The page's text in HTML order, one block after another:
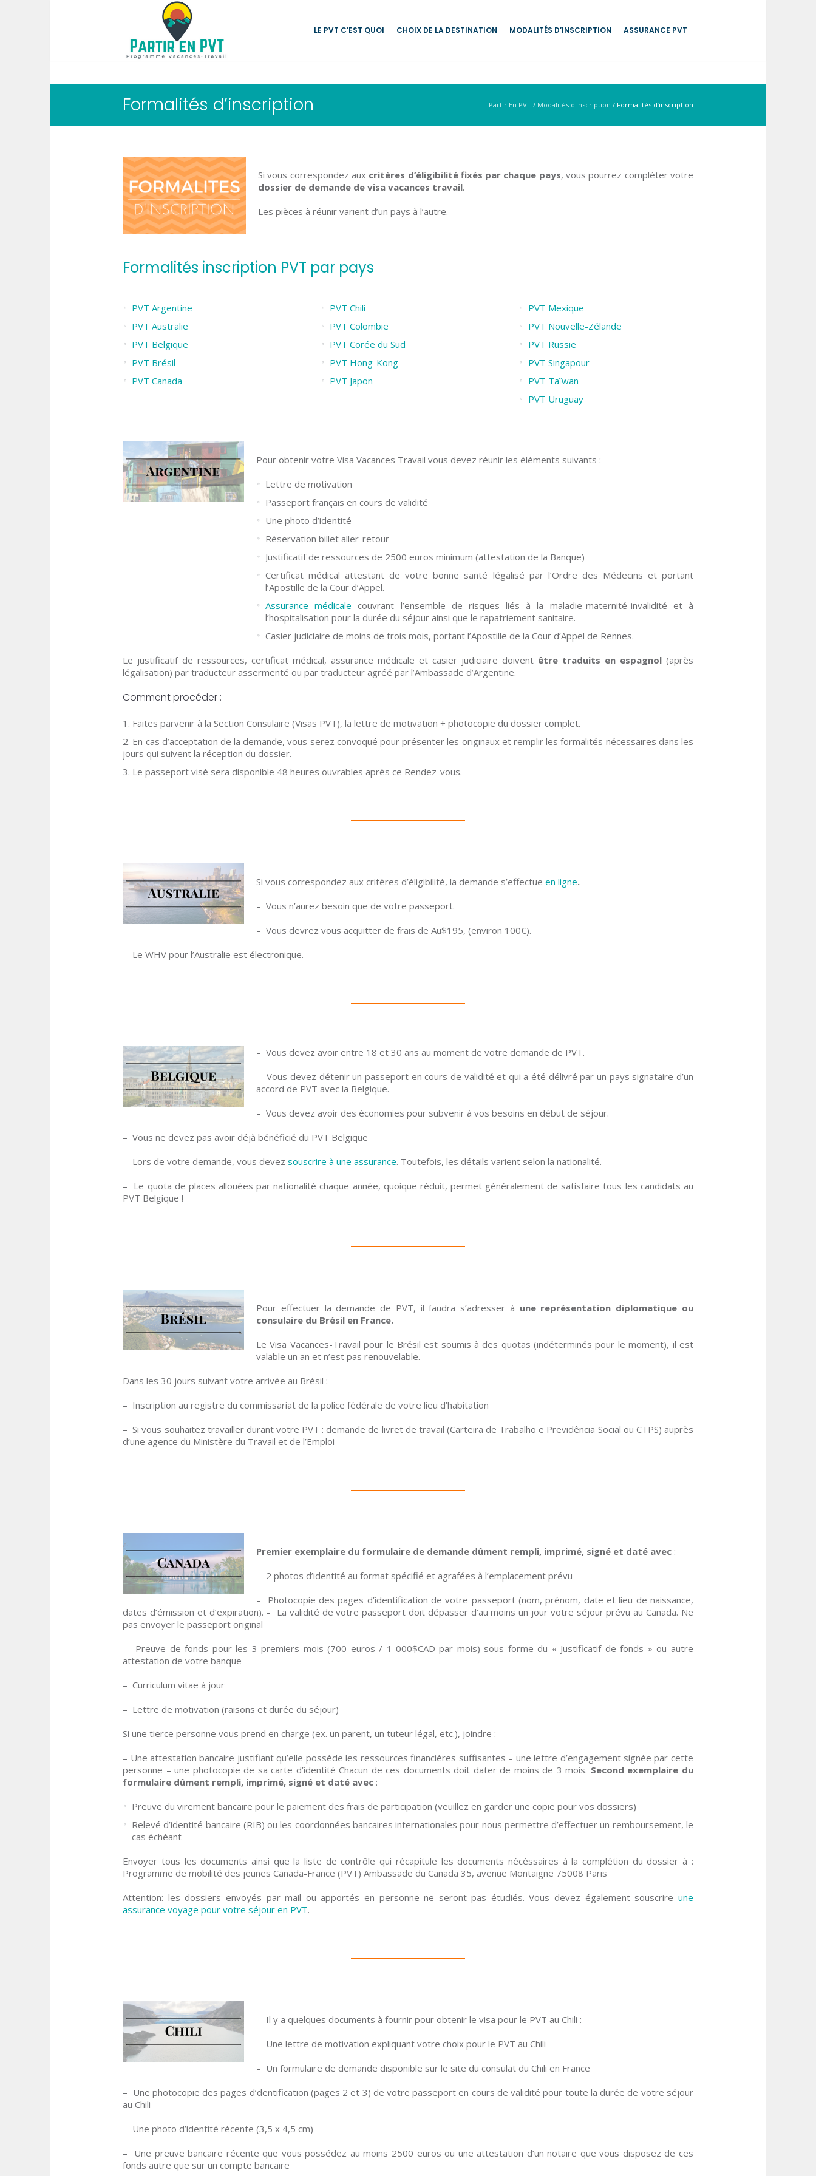
LE PVT C’EST QUOI CHOIX DE LA DESTINATION MODALITÉS D’INSCRIPTION ASSURANCE PVT
Formalités d’inscription Partir En PVT / Modalités d'inscription / Formalités d’inscription
Si vous correspondez aux critères d’éligibilité fixés par chaque pays, vous pourrez compléter votre
dossier de demande de visa vacances travail.
Les pièces à réunir varient d’un pays à l’autre.
Formalités inscription PVT par pays
PVT Argentine
PVT Australie
PVT Belgique
PVT Brésil
PVT Canada
PVT Chili
PVT Colombie
PVT Corée du Sud
PVT Hong-Kong
PVT Japon
PVT Mexique
PVT Nouvelle-Zélande
PVT Russie
PVT Singapour
PVT Taïwan
PVT Uruguay
Pour obtenir votre Visa Vacances Travail vous devez réunir les éléments suivants :
Lettre de motivation
Passeport français en cours de validité
Une photo d’identité
Réservation billet aller-retour
Justificatif de ressources de 2500 euros minimum (attestation de la Banque)
Certificat médical attestant de votre bonne santé légalisé par l’Ordre des Médecins et portant
l’Apostille de la Cour d’Appel.
Assurance médicale couvrant l’ensemble de risques liés à la maladie-maternité-invalidité et à
l’hospitalisation pour la durée du séjour ainsi que le rapatriement sanitaire.
Casier judiciaire de moins de trois mois, portant l’Apostille de la Cour d’Appel de Rennes.
Le justificatif de ressources, certificat médical, assurance médicale et casier judiciaire doivent être traduits en espagnol(après
légalisation) par traducteur assermenté ou par traducteur agréé par l’Ambassade d’Argentine.
Comment procéder :
Faites parvenir à la Section Consulaire (Visas PVT), la lettre de motivation + photocopie du dossier complet.
En cas d’acceptation de la demande, vous serez convoqué pour présenter les originaux et remplir les formalités nécessaires dans les
jours qui suivent la réception du dossier.
Le passeport visé sera disponible 48 heures ouvrables après ce Rendez-vous.
Si vous correspondez aux critères d’éligibilité, la demande s’effectueen ligne.
– Vous n’aurez besoin que de votre passeport.
– Vous devrez vous acquitter de frais de Au$195, (environ 100€).
– Le WHV pour l’Australie est électronique.
– Vous devez avoir entre 18 et 30 ans au moment de votre demande de PVT.
– Vous devez détenir un passeport en cours de validité et qui a été délivré par un pays signataire d’un
accord de PVT avec la Belgique.
– Vous devez avoir des économies pour subvenir à vos besoins en début de séjour.
– Vous ne devez pas avoir déjà bénéficié du PVT Belgique
– Lors de votre demande, vous devezsouscrire à une assurance. Toutefois, les détails varient selon la nationalité.
– Le quota de places allouées par nationalité chaque année, quoique réduit, permet généralement de satisfaire tous les candidats au
PVT Belgique !
Pour effectuer la demande de PVT, il faudra s’adresser à une représentation diplomatique ou
consulaire du Brésil en France.
Le Visa Vacances-Travail pour le Brésil est soumis à des quotas (indéterminés pour le moment), il est
valable un an et n’est pas renouvelable.
Dans les 30 jours suivant votre arrivée au Brésil :
– Inscription au registre du commissariat de la police fédérale de votre lieu d’habitation
– Si vous souhaitez travailler durant votre PVT : demande de livret de travail (Carteira de Trabalho e Previdência Social ou CTPS) auprès
d’une agence du Ministère du Travail et de l’Emploi
Premier exemplaire du formulaire de demande dûment rempli, imprimé, signé et daté avec :
– 2 photos d’identité au format spécifié et agrafées à l’emplacement prévu
– Photocopie des pages d’identification de votre passeport (nom, prénom, date et lieu de naissance,
dates d’émission et d’expiration). – La validité de votre passeport doit dépasser d’au moins un jour votre séjour prévu au Canada. Ne
pas envoyer le passeport original
– Preuve de fonds pour les 3 premiers mois (700 euros / 1 000$CAD par mois) sous forme du « Justificatif de fonds » ou autre
attestation de votre banque
– Curriculum vitae à jour
– Lettre de motivation (raisons et durée du séjour)
Si une tierce personne vous prend en charge (ex. un parent, un tuteur légal, etc.), joindre :
– Une attestation bancaire justifiant qu’elle possède les ressources financières suffisantes – une lettre d’engagement signée par cette
personne – une photocopie de sa carte d’identité Chacun de ces documents doit dater de moins de 3 mois. Second exemplaire du
formulaire dûment rempli, imprimé, signé et daté avec :
Preuve du virement bancaire pour le paiement des frais de participation (veuillez en garder une copie pour vos dossiers)
Relevé d’identité bancaire (RIB) ou les coordonnées bancaires internationales pour nous permettre d’effectuer un remboursement, le
cas échéant
Envoyer tous les documents ainsi que la liste de contrôle qui récapitule les documents nécéssaires à la complétion du dossier à :
Programme de mobilité des jeunes Canada-France (PVT) Ambassade du Canada 35, avenue Montaigne 75008 Paris
Attention: les dossiers envoyés par mail ou apportés en personne ne seront pas étudiés. Vous devez également souscrire une
assurance voyage pour votre séjour en PVT.
– Il y a quelques documents à fournir pour obtenir le visa pour le PVT au Chili :
– Une lettre de motivation expliquant votre choix pour le PVT au Chili
– Un formulaire de demande disponible sur le site du consulat du Chili en France
– Une photocopie des pages d’dentification (pages 2 et 3) de votre passeport en cours de validité pour toute la durée de votre séjour
au Chili
– Une photo d’identité récente (3,5 x 4,5 cm)
– Une preuve bancaire récente que vous possédez au moins 2500 euros ou une attestation d’un notaire que vous disposez de ces
fonds autre que sur un compte bancaire